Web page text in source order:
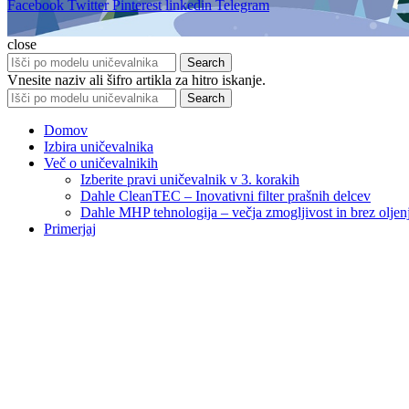
Facebook Twitter Pinterest linkedin Telegram
close
Search
Vnesite naziv ali šifro artikla za hitro iskanje.
Search
Domov
Izbira uničevalnika
Več o uničevalnikih
Izberite pravi uničevalnik v 3. korakih
Dahle CleanTEC – Inovativni filter prašnih delcev
Dahle MHP tehnologija – večja zmogljivost in brez
Primerjaj